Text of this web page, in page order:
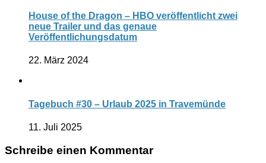
House of the Dragon – HBO veröffentlicht zwei
neue Trailer und das genaue
Veröffentlichungsdatum
22. März 2024
Tagebuch #30 – Urlaub 2025 in Travemünde
11. Juli 2025
Schreibe einen Kommentar